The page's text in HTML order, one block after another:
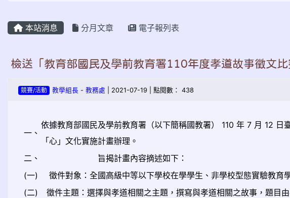
本站消息 分月文章 電子報列表
檢送「教育部國民及學前教育署110年度孝道故事徵文
競賽/活動 教學組長- 教務處 | 2021-07-19 | 點閱數： 438
一、
依據教育部國民及學前教育署（以下簡稱國教署） 110 年 7 月 12
「心」文化實施計畫辦理。
二、
旨揭計畫內容摘述如下：
(一)
徵件對象：全國高級中等以下學校在學學生、非學校型態實驗教育
(二)
徵件主題：選擇與孝道相關之主題，撰寫與孝道相關之故事，題目